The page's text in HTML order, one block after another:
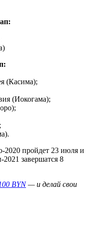
(Касима);
(Иокогама);
2020 пройдет 23 июля и
завершатся 8
BYN— и делай свои